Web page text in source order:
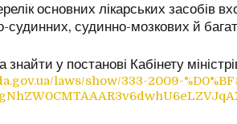
основних лікарських засобів
судинних, судинно-мозкових й
знайти у постанові Кабінету
laws/show/333-2009-